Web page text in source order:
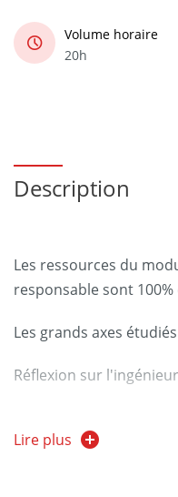
Volume horaire
20h
Description
Les ressources du
responsable sont
Les grands axes
Réflexion sur
d'entreprise
Lire plus